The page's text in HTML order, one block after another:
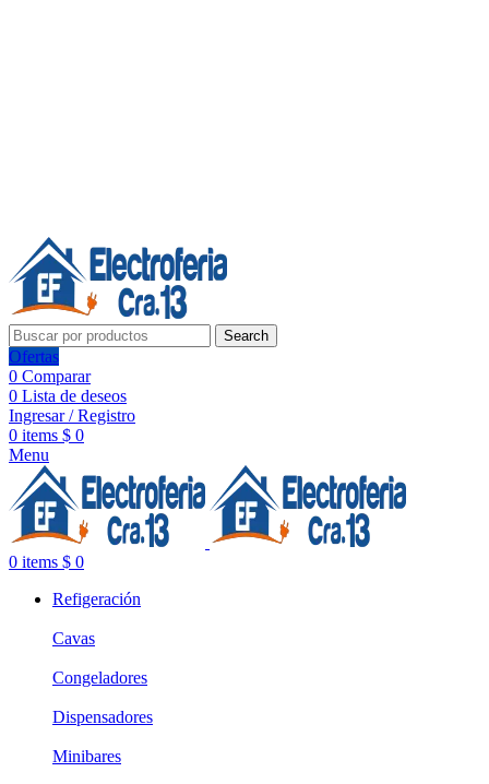
Search
Ofertas
0 Comparar
0 Lista de deseos
Ingresar / Registro
0 items $ 0
Menu
0 items $ 0
Refigeración
Cavas
Congeladores
Dispensadores
Minibares